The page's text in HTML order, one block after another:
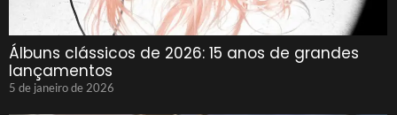
Álbuns clássicos de 2026: 15 anos de grandes
lançamentos
5 de janeiro de 2026